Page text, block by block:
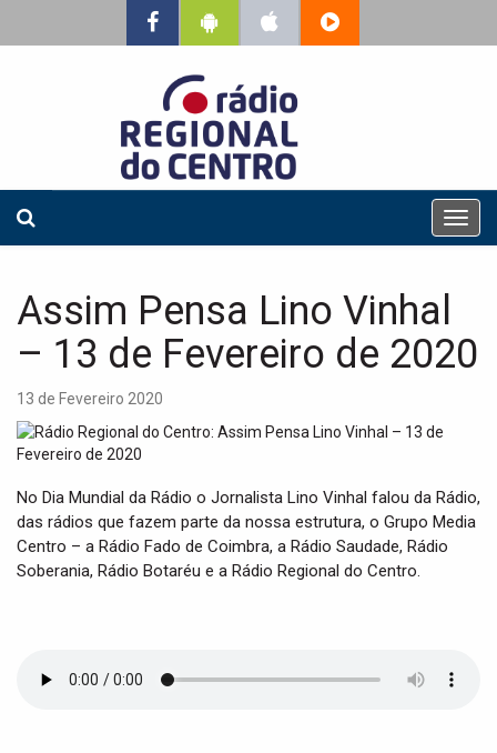
T
o
e
n
t
i
Assim Pensa Lino Vinhal
– 13 de Fevereiro de 2020
13 de Fevereiro 2020
No Dia Mundial da Rádio o Jornalista Lino Vinhal falou da Rádio,
das rádios que fazem parte da nossa estrutura, o Grupo Media
Centro – a Rádio Fado de Coimbra, a Rádio Saudade, Rádio
Soberania, Rádio Botaréu e a Rádio Regional do Centro.